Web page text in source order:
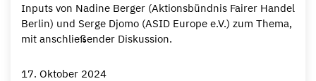
Inputs von Nadine Berger (Aktionsbündnis Fairer Handel
Berlin) und Serge Djomo (ASID Europe e.V.) zum Thema,
mit anschließender Diskussion.
17. Oktober 2024